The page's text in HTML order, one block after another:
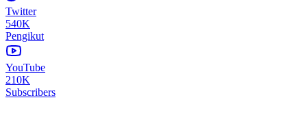
Twitter
540K
Pengikut
YouTube
210K
Subscribers